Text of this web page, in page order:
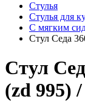
Стулья
Стулья для
С мягким
Стул Седа
Стул
(zd 995)